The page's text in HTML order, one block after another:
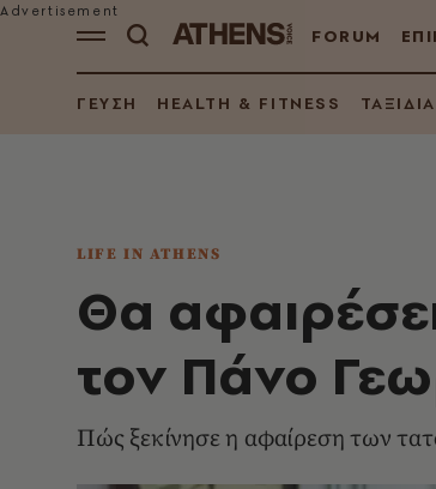
FORUM
ΓΕΥΣΗ HEALTH & FITNESS ΤΑΞΙΔΙΑ
LIFE IN ATHENS
Θα
τον Πάνο
Πώς ξεκίνησε η αφαίρεση των